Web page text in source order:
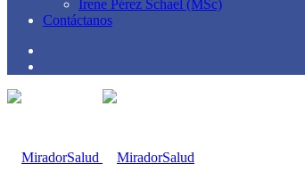
Irene Pérez Schael (MSc)
Contáctanos